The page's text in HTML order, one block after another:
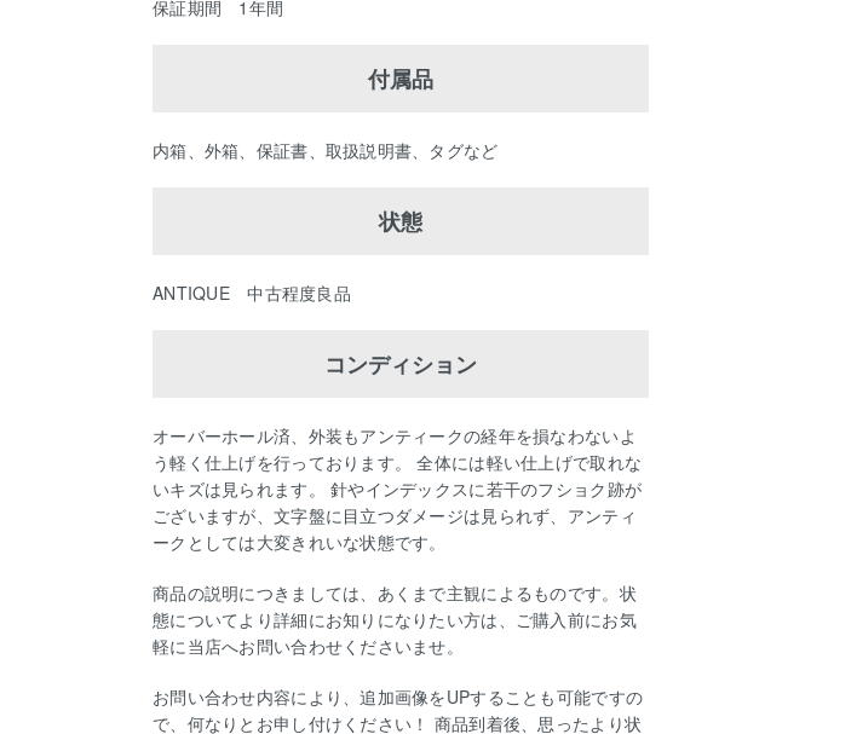
保証期間 1年間
付属品
内箱、外箱、保証書、取扱説明書、タグなど
状態
ANTIQUE 中古程度良品
コンディション
オーバーホール済、外装もアンティークの経年を損なわないよ
う軽く仕上げを行っております。 全体には軽い仕上げで取れな
いキズは見られます。 針やインデックスに若干のフショク跡が
ございますが、文字盤に目立つダメージは見られず、アンティ
ークとしては大変きれいな状態です。
商品の説明につきましては、あくまで主観によるものです。状
態についてより詳細にお知りになりたい方は、ご購入前にお気
軽に当店へお問い合わせくださいませ。
お問い合わせ内容により、追加画像をUPすることも可能ですの
で、何なりとお申し付けください！ 商品到着後、思ったより状